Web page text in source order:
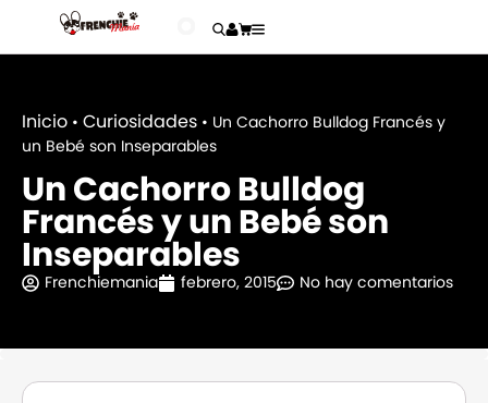
Inicio • Curiosidades • Un Cachorro Bulldog Francés y
un Bebé son Inseparables
Un Cachorro Bulldog
Francés y un Bebé son
Inseparables
Frenchiemania febrero, 2015 No hay comentarios